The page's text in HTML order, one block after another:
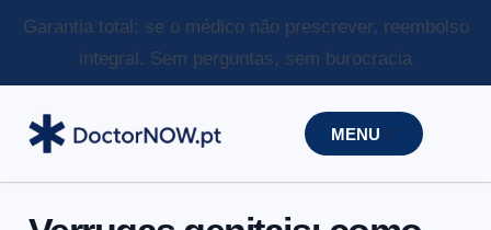
Garantia total: se o médico não prescrever, reembolso
integral. Sem perguntas, sem burocracia
MENU